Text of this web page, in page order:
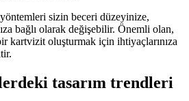
sizin beceri düzeyinize,
bağlı olarak değişebilir. Önemli olan,
kartvizit oluşturmak için ihtiyaçlarınıza
tasarım trendleri